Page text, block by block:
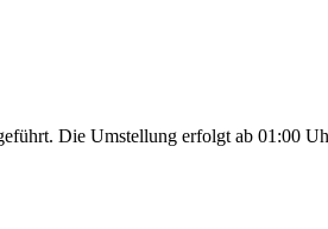
Die Umstellung erfolgt ab 01:00